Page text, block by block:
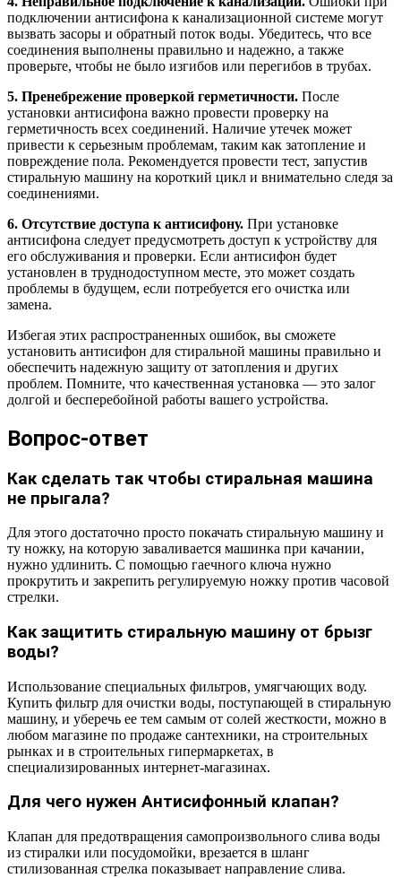
подключении антисифона к канализационной системе могут
вызвать засоры и обратный поток воды. Убедитесь, что все
соединения выполнены правильно и надежно, а также
проверьте, чтобы не было изгибов или перегибов в трубах.
5. Пренебрежение проверкой герметичности. После
установки антисифона важно провести проверку на
герметичность всех соединений. Наличие утечек может
привести к серьезным проблемам, таким как затопление и
повреждение пола. Рекомендуется провести тест, запустив
стиральную машину на короткий цикл и внимательно следя за
соединениями.
6. Отсутствие доступа к антисифону. При установке
антисифона следует предусмотреть доступ к устройству для
его обслуживания и проверки. Если антисифон будет
установлен в труднодоступном месте, это может создать
проблемы в будущем, если потребуется его очистка или
замена.
Избегая этих распространенных ошибок, вы сможете
установить антисифон для стиральной машины правильно и
обеспечить надежную защиту от затопления и других
проблем. Помните, что качественная установка — это залог
долгой и бесперебойной работы вашего устройства.
Вопрос-ответ
Как сделать так чтобы стиральная машина
не прыгала?
Для этого достаточно просто покачать стиральную машину и
ту ножку, на которую заваливается машинка при качании,
нужно удлинить. С помощью гаечного ключа нужно
прокрутить и закрепить регулируемую ножку против часовой
стрелки.
Как защитить стиральную машину от брызг
воды?
Использование специальных фильтров, умягчающих воду.
Купить фильтр для очистки воды, поступающей в стиральную
машину, и уберечь ее тем самым от солей жесткости, можно в
любом магазине по продаже сантехники, на строительных
рынках и в строительных гипермаркетах, в
специализированных интернет-магазинах.
Для чего нужен Антисифонный клапан?
Клапан для предотвращения самопроизвольного слива воды
из стиралки или посудомойки, врезается в шланг
стилизованная стрелка показывает направление слива.